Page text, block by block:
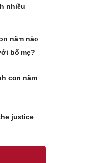
nhiều
năm nào
bố mẹ?
con năm
justice